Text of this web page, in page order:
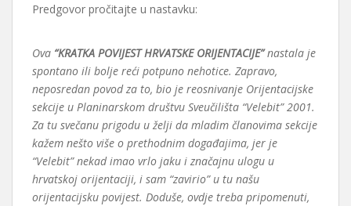
Predgovor pročitajte u nastavku:
Ova “KRATKA POVIJEST HRVATSKE ORIJENTACIJE”nastala je
spontano ili bolje reći potpuno nehotice. Zapravo,
neposredan povod za to, bio je reosnivanje Orijentacijske
sekcije u Planinarskom društvu Sveučilišta “Velebit” 2001.
Za tu svečanu prigodu u želji da mladim članovima sekcije
kažem nešto više o prethodnim događajima, jer je
“Velebit” nekad imao vrlo jaku i značajnu ulogu u
hrvatskoj orijentaciji, i sam “zavirio” u tu našu
orijentacijsku povijest. Doduše, ovdje treba pripomenuti,